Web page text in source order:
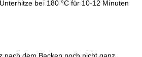
bei 180 °C für 10-12 Minuten